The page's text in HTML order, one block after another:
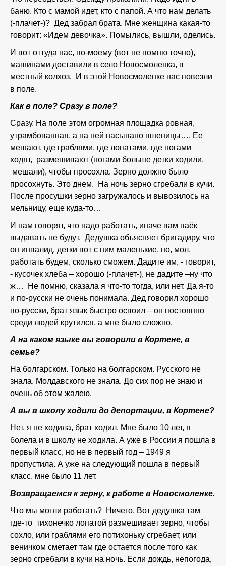
баню. Кто с мамой идет, кто с папой. А что нам делать
(-плачет-)? Дед забрал брата. Мне женщина какая-то
говорит: «Идем девочка». Помылись, вышли, оделись.
И вот оттуда нас, по-моему (вот не помню точно),
машинами доставили в село Новосмоленка, в
местный колхоз. И в этой Новосмоленке нас повезли
в поле.
Как в поле? Сразу в поле?
Сразу. На поле этом огромная площадка ровная,
утрамбованная, а на ней насыпано пшеницы…. Ее
мешают, где граблями, где лопатами, где ногами
ходят, размешивают (ногами больше детки ходили,
мешали), чтобы просохла. Зерно должно было
просохнуть. Это днем. На ночь зерно сгребали в кучи.
После просушки зерно загружалось и вывозилось на
мельницу, еще куда-то…
И нам говорят, что надо работать, иначе вам паёк
выдавать не будут. Дедушка объясняет бригадиру, что
он инвалид, детки вот с ним маленькие, но, мол,
работать будем, сколько сможем. Дадите им, - говорит,
- кусочек хлеба – хорошо (-плачет-), не дадите –ну что
ж… Не помню, сказала я что-то тогда, или нет. Да я-то
и по-русски не очень понимала. Дед говорил хорошо
по-русски, брат язык быстро освоил – он постоянно
среди людей крутился, а мне было сложно.
А на каком языке вы говорили в Кортене, в
семье?
На болгарском. Только на болгарском. Русского не
знала. Молдавского не знала. До сих пор не знаю и
очень об этом жалею.
А вы в школу ходили до депортации, в Кортене?
Нет, я не ходила, брат ходил. Мне было 10 лет, я
болела и в школу не ходила. А уже в России я пошла в
первый класс, но не в первый год – 1949 я
пропустила. А уже на следующий пошла в первый
класс, мне было 11 лет.
Возвращаемся к зерну, к работе в Новосмоленке.
Что мы могли работать? Ничего. Вот дедушка там
где-то тихонечко лопатой размешивает зерно, чтобы
сохло, или граблями его потихоньку сгребает, или
веничком сметает там где остается после того как
зерно сгребали в кучи на ночь. Если дождь, непогода,